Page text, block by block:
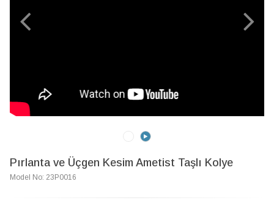
Pırlanta ve Üçgen Kesim Ametist Taşlı Kolye
Model No: 23P0016